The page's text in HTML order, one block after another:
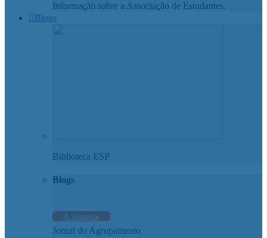
Informação sobre a Associação de Estudantes.
Blogs
Biblioteca ESP
Blogs
A Semente
Jornal do Agrupamento